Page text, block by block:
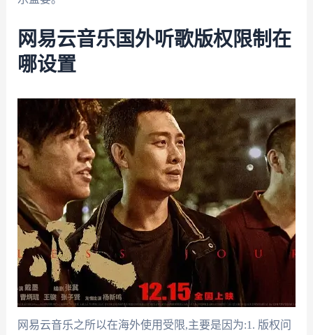
网易云音乐国外听歌版权限制在
哪设置
网易云音乐之所以在海外使用受限,主要是因为:1. 版权问